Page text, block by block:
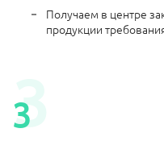
Получаем в центре
продукции